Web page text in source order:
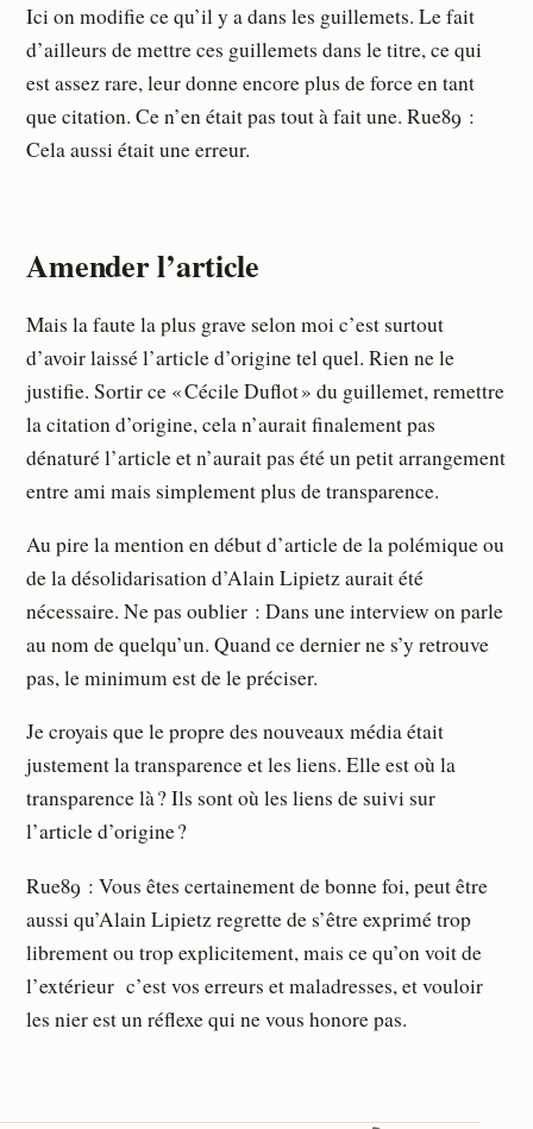
Ici on modifie ce qu’il y a dans les guillemets. Le fait
d’ailleurs de mettre ces guillemets dans le titre, ce qui
est assez rare, leur donne encore plus de force en tant
que citation. Ce n’en était pas tout à fait une. Rue89 :
Cela aussi était une erreur.
Amender l’article
Mais la faute la plus grave selon moi c’est surtout
d’avoir laissé l’article d’origine tel quel. Rien ne le
justifie. Sortir ce « Cécile Duflot » du guillemet, remettre
la citation d’origine, cela n’aurait finalement pas
dénaturé l’article et n’aurait pas été un petit arrangement
entre ami mais simplement plus de transparence.
Au pire la mention en début d’article de la polémique ou
de la désolidarisation d’Alain Lipietz aurait été
nécessaire. Ne pas oublier : Dans une interview on parle
au nom de quelqu’un. Quand ce dernier ne s’y retrouve
pas, le minimum est de le préciser.
Je croyais que le propre des nouveaux média était
justement la transparence et les liens. Elle est où la
transparence là ? Ils sont où les liens de suivi sur
l’article d’origine ?
Rue89 : Vous êtes certainement de bonne foi, peut être
aussi qu’Alain Lipietz regrette de s’être exprimé trop
librement ou trop explicitement, mais ce qu’on voit de
l’extérieur c’est vos erreurs et maladresses, et vouloir
les nier est un réflexe qui ne vous honore pas.